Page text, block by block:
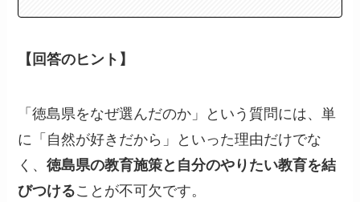
【回答のヒント】
「徳島県をなぜ選んだのか」という質問には、単
に「自然が好きだから」といった理由だけでな
く、徳島県の教育施策と自分のやりたい教育を結
びつけることが不可欠です。